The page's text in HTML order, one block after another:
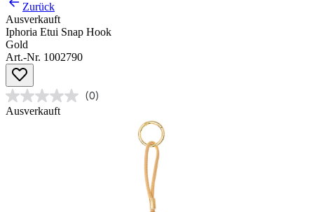
Zurück
Ausverkauft
Iphoria Etui Snap Hook
Gold
Art.-Nr. 1002790
(0)
Ausverkauft